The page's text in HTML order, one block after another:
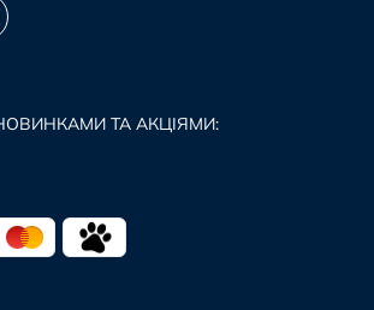
ТА АКЦІЯМИ: